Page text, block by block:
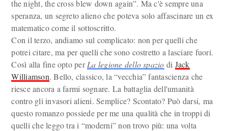
the night, the cross blew down again”. Ma c'è sempre una
speranza, un segreto alieno che poteva solo affascinare un ex
matematico come il sottoscritto.
Con il terzo, andiamo sul complicato: non per quelli che
potrei citare, ma per quelli che sono costretto a lasciare fuori.
Così alla fine opto perLa legione dello spazio di Jack
Williamson. Bello, classico, la “vecchia” fantascienza che
riesce ancora a farmi sognare. La battaglia dell'umanità
contro gli invasori alieni. Semplice? Scontato? Può darsi, ma
questo romanzo possiede per me una qualità che in troppi di
quelli che leggo tra i “moderni” non trovo più: una volta